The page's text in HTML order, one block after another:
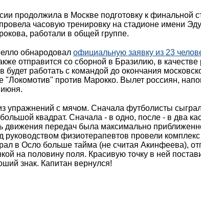
продолжила в Москве подготовку к финальной
часовую тренировку на стадионе имени
работали в общей группе.
обнародовал официальную заявку из 23
отправится со сборной в Бразилию, в качестве
работать с командой до окончания
против Марокко. Вылет россиян,
июня.
упражнений с мячом. Сначала футболисты
квадрат. Сначала - в одно, после - в два
движения передач была максимально
руководством физиотерапевтов провели
в Осло больше тайма (не считая Акинфеева),
на половину поля. Красивую точку в ней
знак. Капитан вернулся!